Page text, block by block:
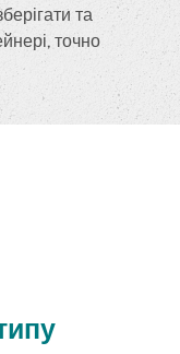
та
точно